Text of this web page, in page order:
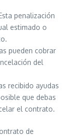
penalización
estimado o
pueden cobrar
del
recibido ayudas
que debas
el contrato.
de